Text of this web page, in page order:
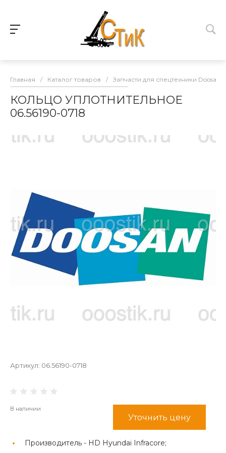
Главная / Каталог товаров / Запчасти для спецтехники Doosan
КОЛЬЦО УПЛОТНИТЕЛЬНОЕ
06.56190-0718
Артикул: 06.56190-0718
В наличии
Уточнить цену
Производитель - HD Hyundai Infracore;